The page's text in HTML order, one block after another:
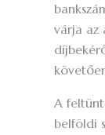
várja az
A
belföldi